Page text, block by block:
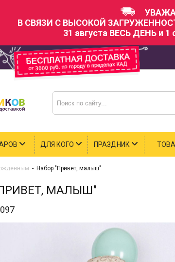
В СВЯЗИ С ВЫСОКОЙ
31 августа ВЕСЬ ДЕНЬ и
ДЛЯ КОГО ПРАЗДНИК
- Набор "Привет, малыш"
МАЛЫШ"